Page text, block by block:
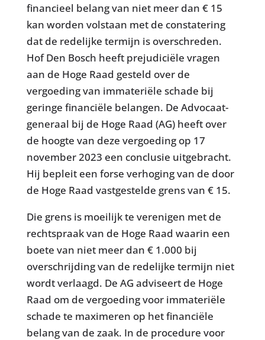
financieel belang van niet meer dan € 15
kan worden volstaan met de constatering
dat de redelijke termijn is overschreden.
Hof Den Bosch heeft prejudiciële vragen
aan de Hoge Raad gesteld over de
vergoeding van immateriële schade bij
geringe financiële belangen. De Advocaat-
generaal bij de Hoge Raad (AG) heeft over
de hoogte van deze vergoeding op 17
november 2023 een conclusie uitgebracht.
Hij bepleit een forse verhoging van de door
de Hoge Raad vastgestelde grens van € 15.
Die grens is moeilijk te verenigen met de
rechtspraak van de Hoge Raad waarin een
boete van niet meer dan € 1.000 bij
overschrijding van de redelijke termijn niet
wordt verlaagd. De AG adviseert de Hoge
Raad om de vergoeding voor immateriële
schade te maximeren op het financiële
belang van de zaak. In de procedure voor